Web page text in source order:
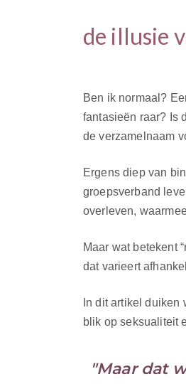
de illusie
Ben ik normaal?
fantasieën raar? Is
de verzamelnaam
Ergens diep van
groepsverband
overleven,
Maar wat betekent
dat varieert
In dit artikel
blik op seksualiteit
"Maar dat